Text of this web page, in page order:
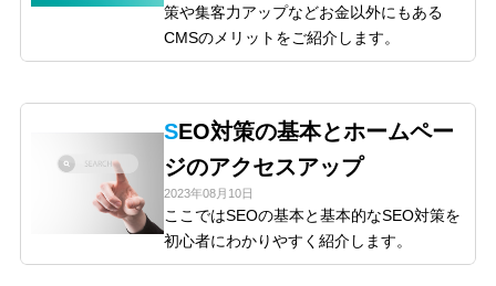
策や集客力アップなどお金以外にもある
CMSのメリットをご紹介します。
SEO対策の基本とホームペー
ジのアクセスアップ
2023年08月10日
ここではSEOの基本と基本的なSEO対策を
初心者にわかりやすく紹介します。